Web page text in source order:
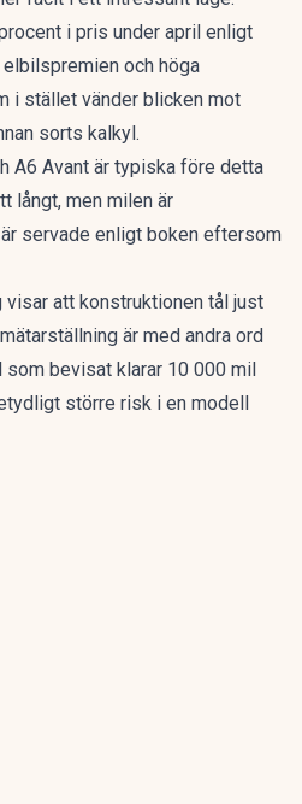
i pris under april enligt
och höga
i stället vänder blicken mot
sorts kalkyl.
A6 Avant är typiska före detta
långt, men milen är
servade enligt boken eftersom
visar att konstruktionen tål just
är med andra ord
bevisat klarar 10 000 mil
större risk i en modell